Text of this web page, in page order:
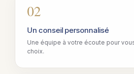
02
Un conseil personnalisé
Une équipe à votre écoute pour
choix.